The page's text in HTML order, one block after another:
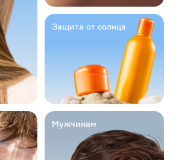
Защита от солнца
Мужчинам